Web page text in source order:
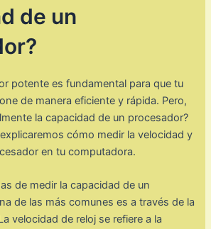
de un
potente es fundamental para que tu
de manera eficiente y rápida. Pero,
la capacidad de un procesador?
cómo medir la velocidad y
en tu computadora.
de medir la capacidad de un
de las más comunes es a través de la
velocidad de reloj se refiere a la